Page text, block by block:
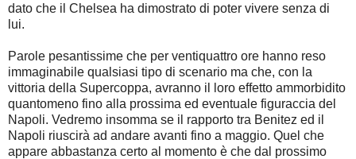
dato che il Chelsea ha dimostrato di poter vivere senza di
lui.
Parole pesantissime che per ventiquattro ore hanno reso
immaginabile qualsiasi tipo di scenario ma che, con la
vittoria della Supercoppa, avranno il loro effetto ammorbidito
quantomeno fino alla prossima ed eventuale figuraccia del
Napoli. Vedremo insomma se il rapporto tra Benitez ed il
Napoli riuscirà ad andare avanti fino a maggio. Quel che
appare abbastanza certo al momento è che dal prossimo